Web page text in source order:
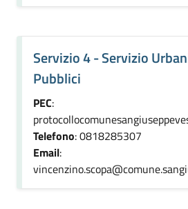
Servizio 4 - Servizio
Pubblici
PEC:
Telefono: 0818285307
Email: